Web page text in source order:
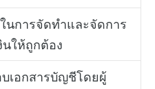
นการจัดทำและจัดการ
นให้ถูกต้อง
เอกสารบัญชีโดยผู้